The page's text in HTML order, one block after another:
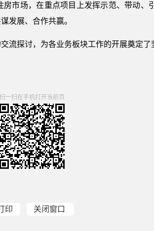
市场，在重点项目上发挥示范、带动、
发展、合作共赢。
流探讨，为各业务板块工作的开展奠定了
扫一扫在手机打开当前页
印 关闭窗口